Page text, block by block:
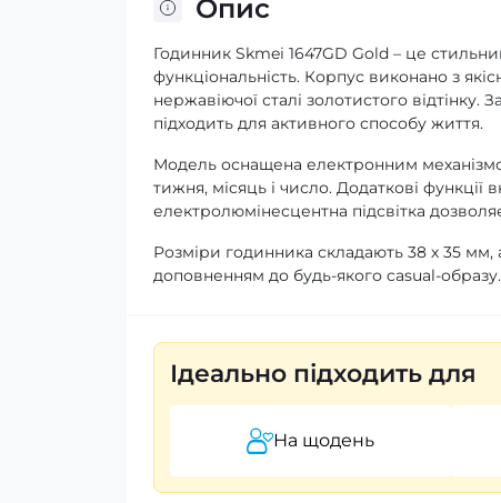
Опис
Годинник Skmei 1647GD Gold – це
функціональність. Корпус виконано з
нержавіючої сталі золотистого
підходить для активного способу життя.
Модель оснащена електронним
тижня, місяць і число. Додаткові
електролюмінесцентна підсвітка
Розміри годинника складають 38 х 35
доповненням до будь-якого casual-
Ідеально підходить для
На щодень